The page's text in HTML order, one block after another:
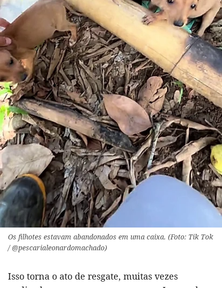
Os filhotes estavam abandonados em uma caixa. (Foto: Tik Tok
/ @pescarialeonardomachado)
Isso torna o ato de resgate, muitas vezes